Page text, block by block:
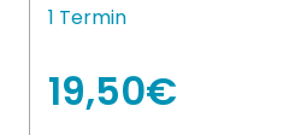
1 Termin
19,50€